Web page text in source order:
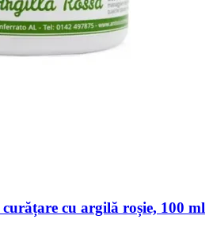
curățare cu argilă roșie, 100 ml